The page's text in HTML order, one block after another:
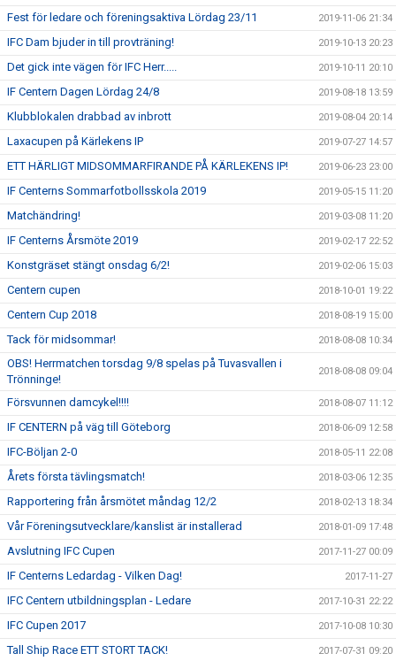
Fest för ledare och föreningsaktiva Lördag 23/11 2019-11-06 21:34
IFC Dam bjuder in till provträning! 2019-10-13 20:23
Det gick inte vägen för IFC Herr..... 2019-10-11 20:10
IF Centern Dagen Lördag 24/8 2019-08-18 13:59
Klubblokalen drabbad av inbrott 2019-08-04 20:14
Laxacupen på Kärlekens IP 2019-07-27 14:57
ETT HÄRLIGT MIDSOMMARFIRANDE PÅ KÄRLEKENS IP! 2019-06-23 23:00
IF Centerns Sommarfotbollsskola 2019 2019-05-15 11:20
Matchändring! 2019-03-08 11:20
IF Centerns Årsmöte 2019 2019-02-17 22:52
Konstgräset stängt onsdag 6/2! 2019-02-06 15:03
Centern cupen 2018-10-01 19:22
Centern Cup 2018 2018-08-19 15:00
Tack för midsommar! 2018-08-08 10:34
OBS! Herrmatchen torsdag 9/8 spelas på Tuvasvallen i
Trönninge!
2018-08-08 09:04
Försvunnen damcykel!!!! 2018-08-07 11:12
IF CENTERN på väg till Göteborg 2018-06-09 12:58
IFC-Böljan 2-0 2018-05-11 22:08
Årets första tävlingsmatch! 2018-03-06 12:35
Rapportering från årsmötet måndag 12/2 2018-02-13 18:34
Vår Föreningsutvecklare/kanslist är installerad 2018-01-09 17:48
Avslutning IFC Cupen 2017-11-27 00:09
IF Centerns Ledardag - Vilken Dag! 2017-11-27
IFC Centern utbildningsplan - Ledare 2017-10-31 22:22
IFC Cupen 2017 2017-10-08 10:30
Tall Ship Race ETT STORT TACK! 2017-07-31 09:20